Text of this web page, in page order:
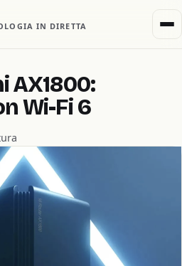
IN DIRETTA
AX1800:
Wi-Fi 6